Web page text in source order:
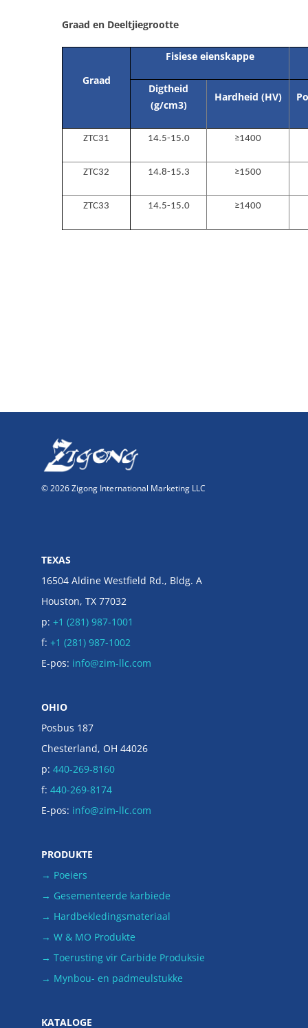
Graad en Deeltjiegrootte
Graad
Fisiese eienskappe
Digtheid
(g/cm3)
Hardheid (HV)
ZTC31 14.5-15.0 ≥1400
ZTC32 14.8-15.3 ≥1500
ZTC33 14.5-15.0 ≥1400
© 2026 Zigong International Marketing LLC
TEXAS
16504 Aldine Westfield Rd., Bldg. A
Houston, TX 77032
p: +1 (281) 987-1001
f: +1 (281) 987-1002
E-pos: info@zim-llc.com
OHIO
Posbus 187
Chesterland, OH 44026
p: 440-269-8160
f: 440-269-8174
E-pos: info@zim-llc.com
PRODUKTE
→ Poeiers
→ Gesementeerde karbiede
→ Hardbekledingsmateriaal
→ W & MO Produkte
→ Toerusting vir Carbide Produksie
→ Mynbou- en padmeulstukke
KATALOGE